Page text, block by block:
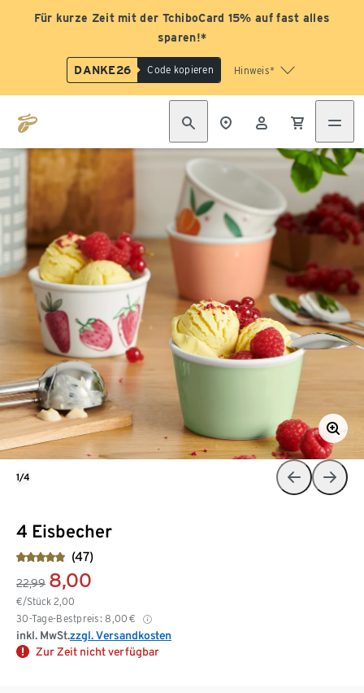
Für kurze Zeit mit der TchiboCard 15% auf fast alles
sparen!*
DANKE26 Code kopieren Hinweis*
4 Eisbecher
(47)
22,99 8,00
€/Stück 2,00
30-Tage-Bestpreis: 8,00 €
inkl. MwSt.zzgl. Versandkosten
Zur Zeit nicht verfügbar
1/4